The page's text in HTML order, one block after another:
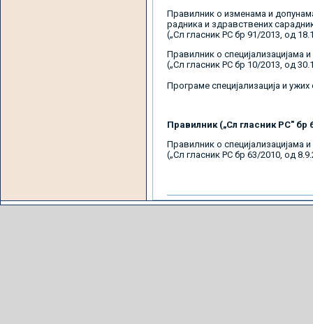
Правилник о изменама и
радника и здравствених
(„Сл гласник РС бр 91/2013, од
Правилник о специјализацијама
(„Сл гласник РС бр 10/2013, од
Програме специјализација и
Правилник („Сл гласник РС" бр
Правилник о специјализацијама
(„Сл гласник РС бр 63/2010, од